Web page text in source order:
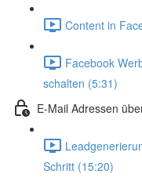
Content in
Facebook
schalten (5:31)
E-Mail Adressen
Schritt (15:20)